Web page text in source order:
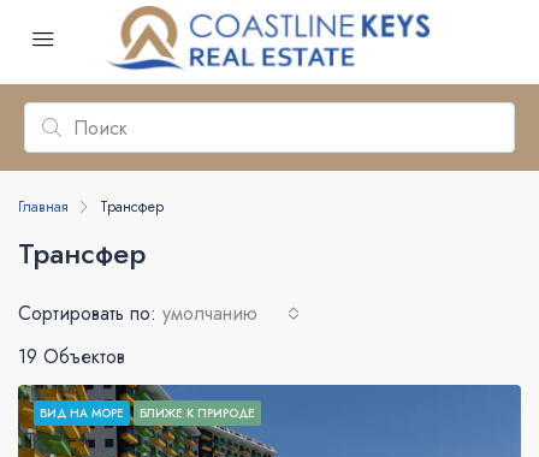
Главная Трансфер
Трансфер
19 Объектов
Сортировать по: умолчанию
ВИД НА МОРЕ БЛИЖЕ К ПРИРОДЕ